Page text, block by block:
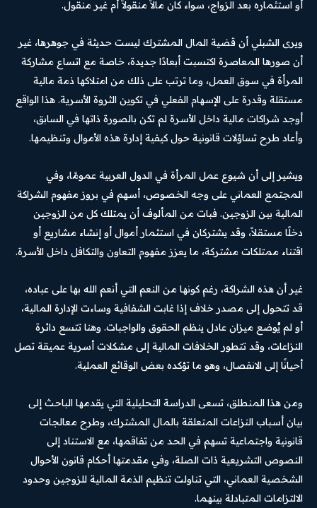
أو استثماره بعد الزواج، سواء كان مالاً منقولاً أم غير منقول.
ويرى الشبلي أن قضية المال المشترك ليست حديثة في جوهرها، غير
أن صورها المعاصرة اكتسبت أبعادًا جديدة، خاصة مع اتساع مشاركة
المرأة في سوق العمل، وما ترتب على ذلك من امتلاكها ذمة مالية
مستقلة وقدرة على الإسهام الفعلي في تكوين الثروة الأسرية. هذا الواقع
أوجد شراكات مالية داخل الأسرة لم تكن بالصورة ذاتها في السابق،
وأعاد طرح تساؤلات قانونية حول كيفية إدارة هذه الأموال وتنظيمها.
ويشير إلى أن شيوع عمل المرأة في الدول العربية عمومًا، وفي
المجتمع العماني على وجه الخصوص، أسهم في بروز مفهوم الشراكة
المالية بين الزوجين. فبات من المألوف أن يمتلك كل من الزوجين
دخلًا مستقلاً، وقد يشتركان في استثمار أموال أو إنشاء مشاريع أو
اقتناء ممتلكات مشتركة، ما يعزز مفهوم التعاون والتكافل داخل الأسرة.
غير أن هذه الشراكة، رغم كونها من النعم التي أنعم الله بها على عباده،
قد تتحول إلى مصدر خلاف إذا غابت الشفافية وساءت الإدارة المالية،
أو لم يُوضع ميزان عادل ينظم الحقوق والواجبات. وهنا تتسع دائرة
النزاعات، وقد تتطور الخلافات المالية إلى مشكلات أسرية عميقة تصل
أحيانًا إلى الانفصال، وهو ما تؤكده بعض الوقائع العملية.
ومن هذا المنطلق، تسعى الدراسة التحليلية التي يقدمها الباحث إلى
بيان أسباب النزاعات المتعلقة بالمال المشترك، وطرح معالجات
قانونية واجتماعية تسهم في الحد من تفاقمها، مع الاستناد إلى
النصوص التشريعية ذات الصلة، وفي مقدمتها أحكام قانون الأحوال
الشخصية العماني، التي تناولت تنظيم الذمة المالية للزوجين وحدود
الالتزامات المتبادلة بينهما.